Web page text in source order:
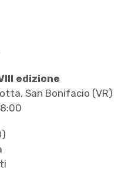
edizione
San Bonifacio (VR)